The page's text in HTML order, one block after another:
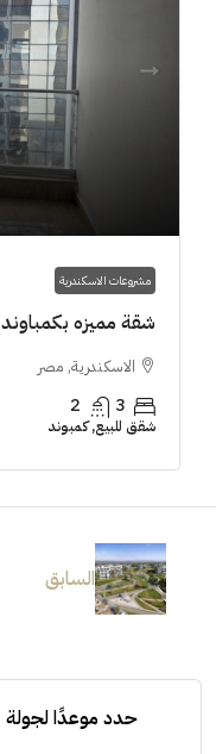
مشروعات الاسكندرية
شقة مميزه بكمباوند 173m Grand View smouha
الاسكندرية, مصر
3
2
شقق للبيع, كمبوند
السابق
حدد موعدًا لجولة